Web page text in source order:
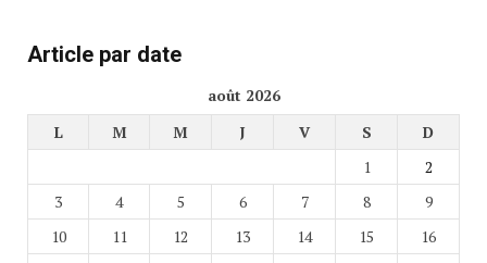
Article par date
août 2026
L
M M J V S
D
1
2
3
4 5 6 7 8
9
10
11 12 13 14 15
16